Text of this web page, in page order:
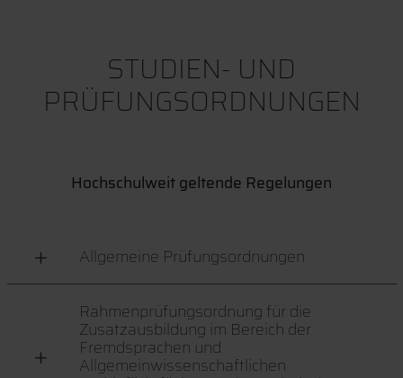
STUDIEN- UND
PRÜFUNGSORDNUNGEN
Hochschulweit geltende Regelungen
Allgemeine Prüfungsordnungen
Rahmenprüfungsordnung für die
Zusatzausbildung im Bereich der
Fremdsprachen und
Allgemeinwissenschaftlichen